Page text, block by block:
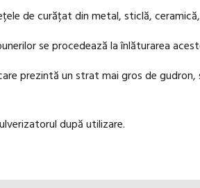
de curățat din metal, sticlă,
se procedează la înlăturarea
prezintă un strat mai gros de
după utilizare.